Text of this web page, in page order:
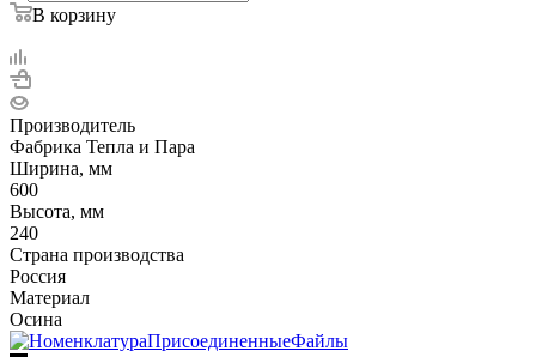
В корзину
Производитель
Фабрика Тепла и Пара
Ширина, мм
600
Высота, мм
240
Страна производства
Россия
Материал
Осина